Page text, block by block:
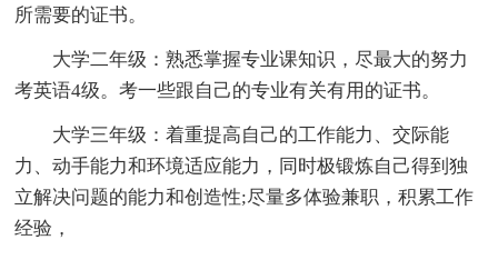
所需要的证书。
大学二年级：熟悉掌握专业课知识，尽最大的努力
考英语4级。考一些跟自己的专业有关有用的证书。
大学三年级：着重提高自己的工作能力、交际能
力、动手能力和环境适应能力，同时极锻炼自己得到独
立解决问题的能力和创造性;尽量多体验兼职，积累工作
经验，